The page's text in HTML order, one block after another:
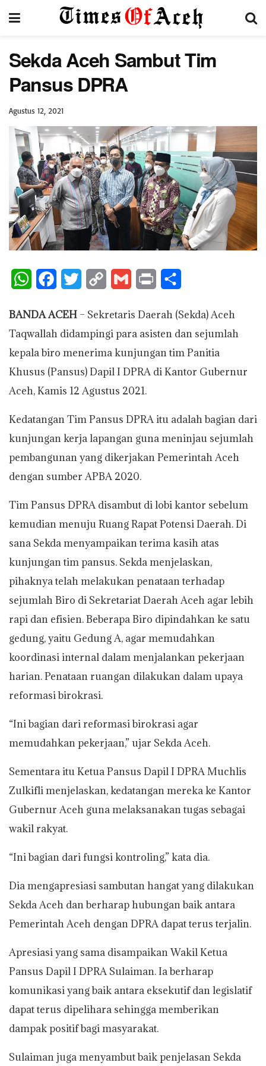
Sekda Aceh Sambut Tim
Pansus DPRA
Agustus 12, 2021
W
a
t
s
p
c
e
b
k
t
t
e
p
y
L
k
a
i
l
i
n
t
a
r
e
BANDA ACEH – Sekretaris Daerah (Sekda) Aceh
Taqwallah didampingi para asisten dan sejumlah
kepala biro menerima kunjungan tim Panitia
Khusus (Pansus) Dapil I DPRA di Kantor Gubernur
Aceh, Kamis 12 Agustus 2021.
Kedatangan Tim Pansus DPRA itu adalah bagian dari
kunjungan kerja lapangan guna meninjau sejumlah
pembangunan yang dikerjakan Pemerintah Aceh
dengan sumber APBA 2020.
Tim Pansus DPRA disambut di lobi kantor sebelum
kemudian menuju Ruang Rapat Potensi Daerah. Di
sana Sekda menyampaikan terima kasih atas
kunjungan tim pansus. Sekda menjelaskan,
pihaknya telah melakukan penataan terhadap
sejumlah Biro di Sekretariat Daerah Aceh agar lebih
rapi dan efisien. Beberapa Biro dipindahkan ke satu
gedung, yaitu Gedung A, agar memudahkan
koordinasi internal dalam menjalankan pekerjaan
harian. Penataan ruangan dilakukan dalam upaya
reformasi birokrasi.
“Ini bagian dari reformasi birokrasi agar
memudahkan pekerjaan,” ujar Sekda Aceh.
Sementara itu Ketua Pansus Dapil I DPRA Muchlis
Zulkifli menjelaskan, kedatangan mereka ke Kantor
Gubernur Aceh guna melaksanakan tugas sebagai
wakil rakyat.
“Ini bagian dari fungsi kontroling,” kata dia.
Dia mengapresiasi sambutan hangat yang dilakukan
Sekda Aceh dan berharap hubungan baik antara
Pemerintah Aceh dengan DPRA dapat terus terjalin.
Apresiasi yang sama disampaikan Wakil Ketua
Pansus Dapil I DPRA Sulaiman. Ia berharap
komunikasi yang baik antara eksekutif dan legislatif
dapat terus dipelihara sehingga memberikan
dampak positif bagi masyarakat.
Sulaiman juga menyambut baik penjelasan Sekda